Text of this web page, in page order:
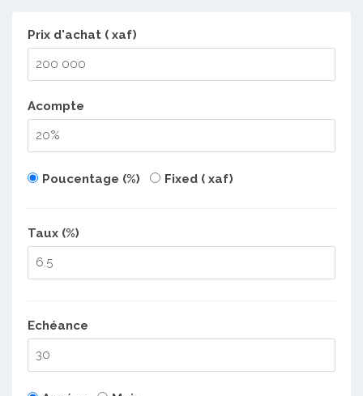
Prix d'achat ( xaf)
Acompte
Poucentage (%) Fixed ( xaf)
Taux (%)
Echéance